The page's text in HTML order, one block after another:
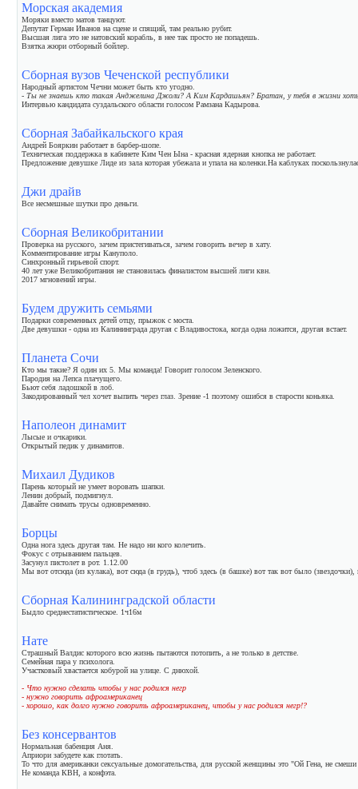
Морская академия
Моряки вместо матов танцуют.
Депутат Герман Иванов на сцене и спящий, там реально рубит.
Высшая лига это не натовский корабль, в нее так просто не попадешь.
Взятка жюри отборный бойлер.
Сборная вузов Чеченской республики
Народный артистом Чечни может быть кто угодно.
- Ты не знаешь кто такая Анджелина Джоли? А Ким Кардашьян? Братан, у тебя в жизни хоть
Интервью кандидата суздальского области голосом Рамзана Кадырова.
Сборная Забайкальского края
Андрей Бояркин работает в барбер-шопе.
Техническая поддержка в кабинете Ким Чен Ына - красная ядерная кнопка не работает.
Предложение девушке Лиде из зала которая убежала и упала на коленки.На каблуках
Джи драйв
Все несмешные шутки про деньги.
Сборная Великобритании
Проверка на русского, зачем пристегиваться, зачем говорить вечер в хату.
Комментирование игры Кануполо.
Синхронный гирьевой спорт.
40 лет уже Великобритания не становилась финалистом высшей лиги квн.
2017 мгновений игры.
Будем дружить семьями
Подарки современных детей отцу, прыжок с моста.
Две девушки - одна из Калининграда другая с Владивостока, когда одна ложится, другая встает.
Планета Сочи
Кто мы такие? Я один их 5. Мы команда! Говорит голосом Зеленского.
Пародия на Лепса плачущего.
Бьют себя ладошкой в лоб.
Закодированный чел хочет выпить через глаз. Зрение -1 поэтому ошибся в старости коньяка.
Наполеон динамит
Лысые и очкарики.
Открытый педик у динамитов.
Михаил Дудиков
Парень который не умеет воровать шапки.
Ленин добрый, подмигнул.
Давайте снимать трусы одновременно.
Борцы
Одна нога здесь другая там. Не надо ни кого колечить.
Фокус с отрыванием пальцев.
Засунул пистолет в рот. 1.12.00
Мы вот отсюда (из кулака), вот сюда (в грудь), чтоб здесь (в башке) вот так вот было
Сборная Калининградской области
Быдло среднестатистическое. 1ч16м
Нате
Страшный Валдис которого всю жизнь пытаются потопить, а не только в детстве.
Семейная пара у психолога.
Участковый хвастается кобурой на улице. С днюхой.
- Что нужно сделать чтобы у нас родился негр
- нужно говорить афроамериканец
- хорошо, как долго нужно говорить афроамериканец, чтобы у нас родился негр!?
Без консервантов
Нормальная бабенция Аня.
Априори забудете как глотать.
То что для американки сексуальные домогательства, для русской женщины это "Ой Гена, не
Не команда КВН, а конфэта.